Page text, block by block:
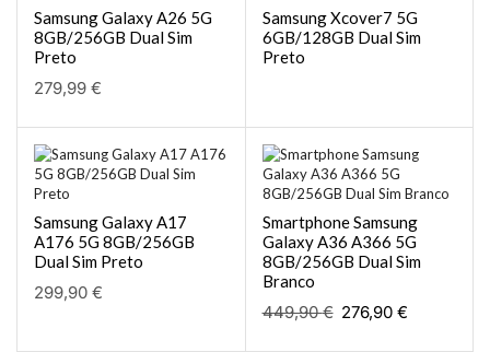
Samsung Galaxy A26 5G
8GB/256GB Dual Sim
Preto
279,99 €
Samsung Xcover7 5G
6GB/128GB Dual Sim
Preto
Samsung Galaxy A17
A176 5G 8GB/256GB
Dual Sim Preto
299,90 €
Smartphone Samsung
Galaxy A36 A366 5G
8GB/256GB Dual Sim
Branco
449,90€ 276,90 €